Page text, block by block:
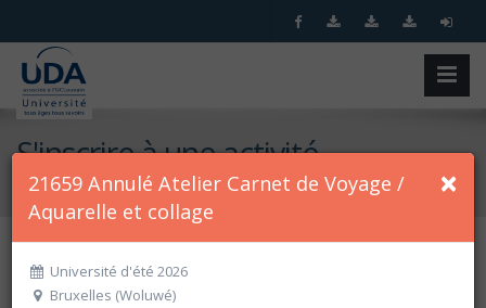
S'inscrire à une activité
Accueil S'inscrire à une activité
Recherche spécifique
×
21659 Annulé Atelier Carnet de Voyage /
Aquarelle et collage
Université d'été 2026
Bruxelles (Woluwé)